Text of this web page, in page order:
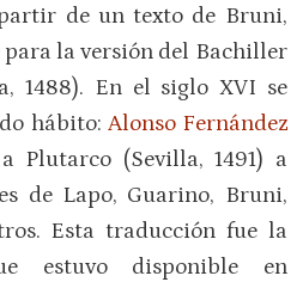
de un texto de Bruni,
la versión del Bachiller
1488). En el siglo XVI se
hábito: Alonso Fernández
Plutarco (Sevilla, 1491) a
de Lapo, Guarino, Bruni,
Esta traducción fue la
estuvo disponible en